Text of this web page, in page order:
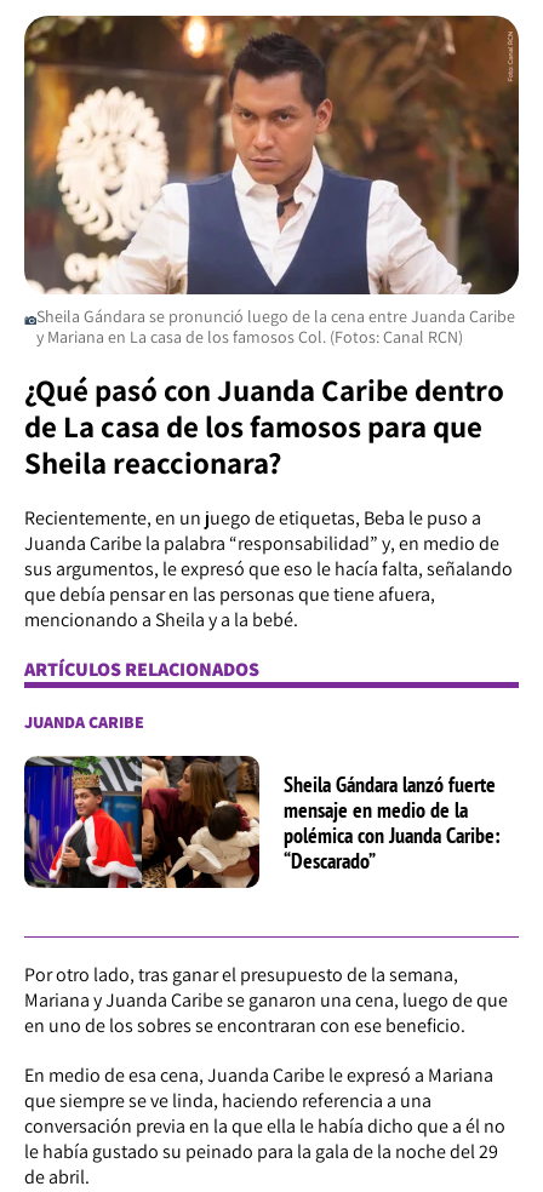
Sheila Gándara se pronunció luego de la cena entre Juanda Caribe
y Mariana en La casa de los famosos Col. (Fotos: Canal RCN)
¿Qué pasó con Juanda Caribe dentro
de La casa de los famosos para que
Sheila reaccionara?
Recientemente, en un juego de etiquetas, Beba le puso a
Juanda Caribe la palabra “responsabilidad” y, en medio de
sus argumentos, le expresó que eso le hacía falta, señalando
que debía pensar en las personas que tiene afuera,
mencionando a Sheila y a la bebé.
ARTÍCULOS RELACIONADOS
JUANDA CARIBE
Sheila Gándara lanzó fuerte
mensaje en medio de la
polémica con Juanda Caribe:
“Descarado”
Por otro lado, tras ganar el presupuesto de la semana,
Mariana y Juanda Caribe se ganaron una cena, luego de que
en uno de los sobres se encontraran con ese beneficio.
En medio de esa cena, Juanda Caribe le expresó a Mariana
que siempre se ve linda, haciendo referencia a una
conversación previa en la que ella le había dicho que a él no
le había gustado su peinado para la gala de la noche del 29
de abril.